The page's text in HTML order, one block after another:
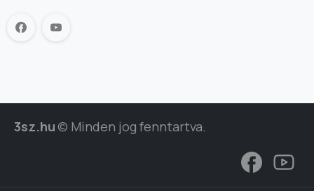
3sz.hu© Minden jog fenntartva.